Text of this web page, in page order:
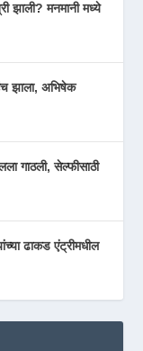
झाली? मनमानी मध्ये
झाला, अभिषेक
गाठली, सेल्फीसाठी
ढाकड एंट्रीमधील